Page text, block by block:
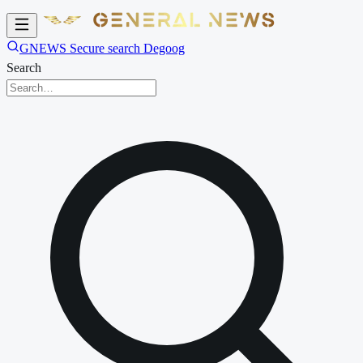
GNEWS Secure search Degoog
Search